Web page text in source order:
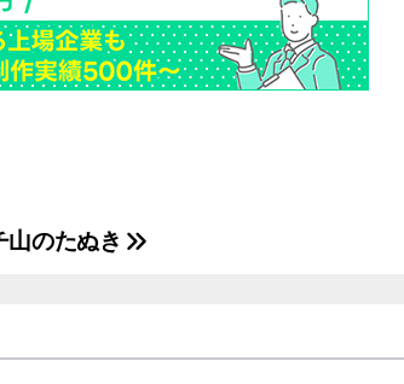
山のたぬき